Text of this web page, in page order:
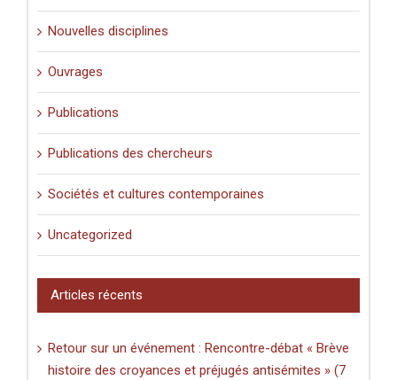
Nouvelles disciplines
Ouvrages
Publications
Publications des chercheurs
Sociétés et cultures contemporaines
Uncategorized
Articles récents
Retour sur un événement : Rencontre-débat « Brève
histoire des croyances et préjugés antisémites » (7